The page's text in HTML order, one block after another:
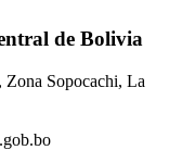
de Bolivia
Zona Sopocachi, La